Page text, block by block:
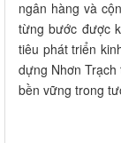
ngân hàng và
từng bước được
tiêu phát triển
dựng Nhơn
bền vững trong